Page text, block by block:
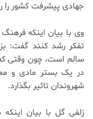
جهادی پیشرفت کشور را
وی با بیان اینکه
تفکر رشد کنند گفت:
سالم است، چون وقتی
در یک بستر مادی و
شهروندان تاثیر بگذارد.
زلفی گل با بیان